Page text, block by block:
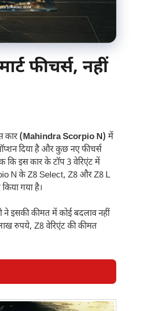
फीचर्स, नहीं
कार(Mahindra Scorpio N) में
दिया है और कुछ नए फीचर्स
कि इस कार के टॉप 3 वेरिएंट में
N के Z8 Select, Z8 और Z8 L
गया है।
ने इसकी कीमत में कोई बदलाव नहीं
रुपये, Z8 वेरिएंट की कीमत